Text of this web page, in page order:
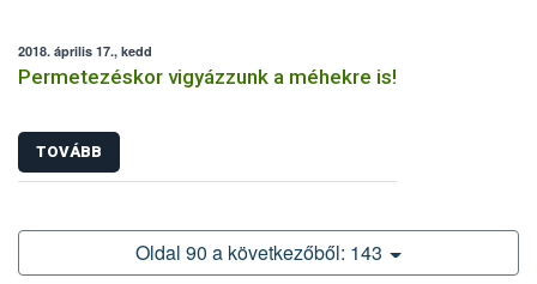
2018. április 17., kedd
Permetezéskor vigyázzunk a méhekre is!
TOVÁBB
Oldal 90 a következőből: 143